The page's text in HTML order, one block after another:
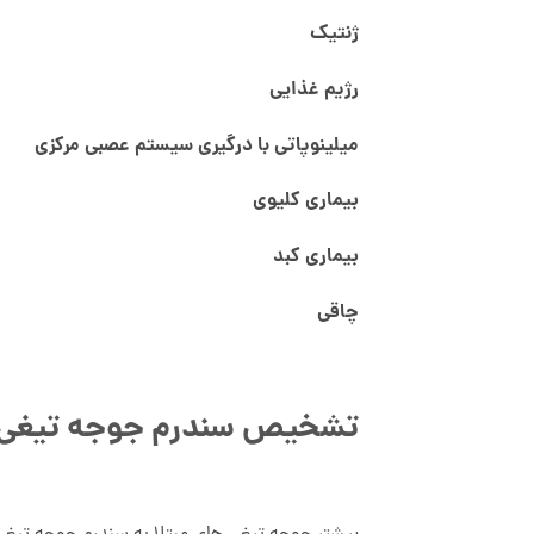
ژنتیک
رژیم غذایی
میلینوپاتی با درگیری سیستم عصبی مرکزی
بیماری کلیوی
بیماری کبد
چاقی
تشخیص سندرم جوجه تیغی